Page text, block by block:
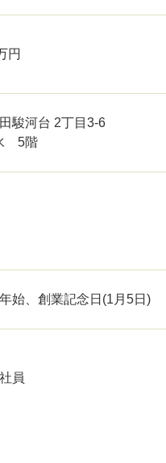
円
駿河台 2丁目3-6
5階
始、創業記念日(1月5日)
員